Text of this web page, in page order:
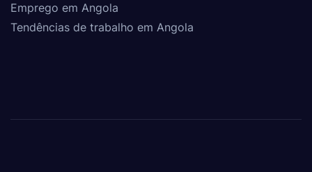
Emprego em Angola
Tendências de trabalho em Angola